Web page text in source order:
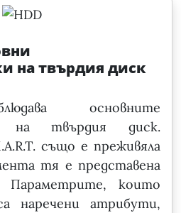
на твърдия диск
основните
на твърдия диск.
също е преживяла
тя е представена
Параметрите, които
наречени атрибути,